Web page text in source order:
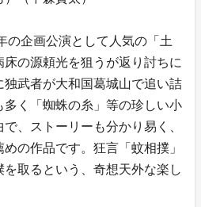
の企画公演として人気の「土
の源頼光を狙うが返り討ちに
武者が大和国葛城山で追い詰
く「蜘蛛の糸」等の珍しい小
、ストーリーも分かり易く、
の作品です。狂言「蚊相撲」
取るという、奇想天外な楽し